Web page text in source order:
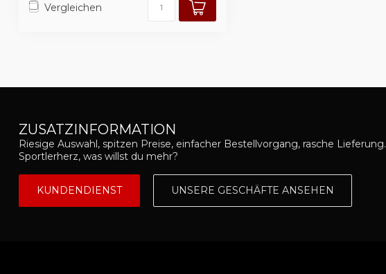
Vergleichen
ZUSATZINFORMATION
Riesige Auswahl, spitzen Preise, einfacher Bestellvorgang, rasche Lieferung.
Sportlerherz, was willst du mehr?
KUNDENDIENST UNSERE GESCHÄFTE ANSEHEN